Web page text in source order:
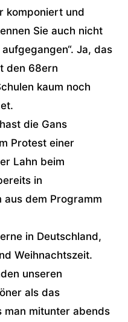
komponiert und
Sie auch nicht
Ja, das
den 68ern
kaum noch
die Gans
Protest einer
Lahn beim
in
aus dem Programm
in Deutschland,
Weihnachtszeit.
unseren
als das
man mitunter abends